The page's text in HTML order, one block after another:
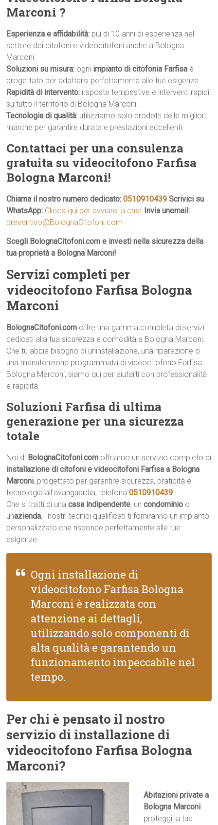
Marconi ?
Esperienza e affidabilità: più di 10 anni di esperienza nel
settore dei citofoni e videocitofoni anche a Bologna
Marconi.
Soluzioni su misura: ogni impianto di citofonia Farfisa è
progettato per adattarsi perfettamente alle tue esigenze.
Rapidità di intervento: risposte tempestive e interventi rapidi
su tutto il territorio di Bologna Marconi.
Tecnologia di qualità: utilizziamo solo prodotti delle migliori
marche per garantire durata e prestazioni eccellenti.
Contattaci per una consulenza
gratuita su videocitofono Farfisa
Bologna Marconi!
Chiama il nostro numero dedicato:0510910439 Scrivici su
WhatsApp: Clicca qui per avviare la chat Invia unemail:
preventivo@BolognaCitofoni.com
Scegli BolognaCitofoni.com e investi nella sicurezza della
tua proprietà a Bologna Marconi!
Servizi completi per
videocitofono Farfisa Bologna
Marconi
BolognaCitofoni.com offre una gamma completa di servizi
dedicati alla tua sicurezza e comodità a Bologna Marconi.
Che tu abbia bisogno di uninstallazione, una riparazione o
una manutenzione programmata di videocitofono Farfisa
Bologna Marconi, siamo qui per aiutarti con professionalità
e rapidità.
Soluzioni Farfisa di ultima
generazione per una sicurezza
totale
Noi di BolognaCitofoni.com offriamo un servizio completo di
installazione di citofoni e videocitofoni Farfisa a Bologna
Marconi, progettato per garantire sicurezza, praticità e
tecnologia all’avanguardia, telefona0510910439.
Che si tratti di unacasa indipendente, uncondominio o
unazienda, i nostri tecnici qualificati ti forniranno un impianto
personalizzato che risponde perfettamente alle tue
esigenze.
Ogni installazione di
videocitofono Farfisa Bologna
Marconi è realizzata con
attenzione ai dettagli,
utilizzando solo componenti di
alta qualità e garantendo un
funzionamento impeccabile nel
tempo.
Per chi è pensato il nostro
servizio di installazione di
videocitofono Farfisa Bologna
Marconi?
Abitazioni private a
Bologna Marconi:
proteggi la tua